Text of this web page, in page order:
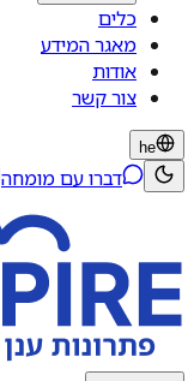
כלים
מאגר המידע
אודות
צור קשר
he
דברו עם מומחה